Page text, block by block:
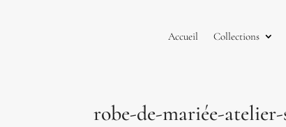
Accueil Collections
robe-de-mariée-